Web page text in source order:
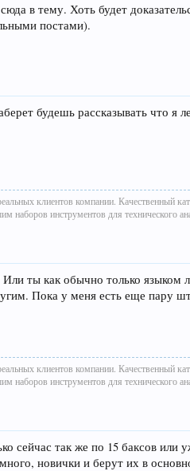
в тему. Хоть будет
постами).
будешь рассказывать что я
клиентов компании. Качественный
наборов инструментов для технического
ты как обычно только языком
Пока у меня есть еще пару
клиентов компании. Качественный
наборов инструментов для технического
сейчас так же по 15 баксов или
новички и берут их в